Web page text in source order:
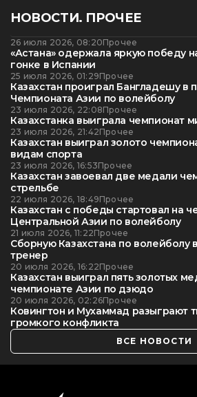
НОВОСТИ. ПРОЧЕЕ
26 июля 2026, 08:20Прочее
«Астана» одержала яркую победу
гонке в Испании
25 июля 2026, 01:29Прочее
Казахстан проиграл Бангладешу в
Чемпионата Азии по волейболу
23 июля 2026, 22:08Прочее
Казахстанка выиграла чемпионат
23 июля 2026, 21:42Прочее
Казахстан выиграл золото
видам спорта
23 июля 2026, 16:53Прочее
Казахстан завоевал две медали
стрельбе
22 июля 2026, 18:49Прочее
Казахстан с победы стартовал на
Центральной Азии по волейболу
21 июля 2026, 11:22Прочее
Сборную Казахстана по волейболу
тренер
20 июля 2026, 16:22Прочее
Казахстан выиграл пять золотых
чемпионате Азии по дзюдо
20 июля 2026, 02:26Прочее
Ковингтон и Мухаммад разыграют
громкого конфликта
ВСЕ НОВОСТИ